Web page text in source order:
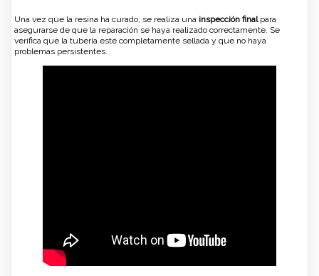
Una vez que la resina ha curado, se realiza una inspección finalpara
asegurarse de que la reparación se haya realizado correctamente. Se
verifica que la tubería esté completamente sellada y que no haya
problemas persistentes.